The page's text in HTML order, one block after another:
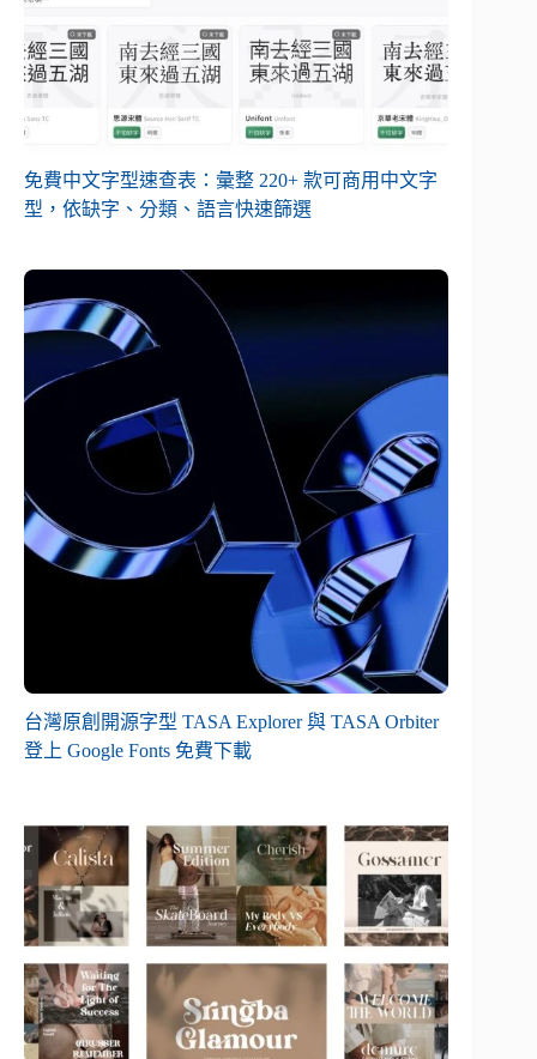
免費中文字型速查表：彙整 220+ 款可商用中文字
型，依缺字、分類、語言快速篩選
台灣原創開源字型 TASA Explorer 與 TASA Orbiter
登上 Google Fonts 免費下載